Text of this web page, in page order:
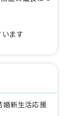
ます
婚新生活応援